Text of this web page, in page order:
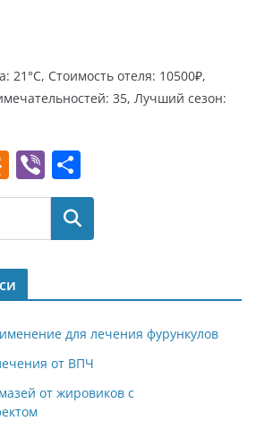
21°C, Стоимость отеля: 10500₽,
35, Лучший сезон:
O
d
o
kl
a
ss
ni
ki
Vi
b
er
т
п
р
в
и
т
ь
Поиск
для лечения фурункулов
от ВПЧ
от жировиков с